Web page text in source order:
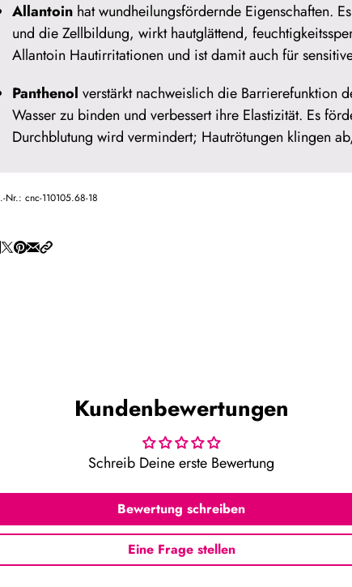
Allantoin hat wundheilungsfördernde Eigenschaften.
und die Zellbildung, wirkt hautglättend,
Allantoin Hautirritationen und ist damit auch für
Panthenol verstärkt nachweislich die Barrierefunktion
Wasser zu binden und verbessert ihre Elastizität. Es
Durchblutung wird vermindert; Hautrötungen klingen
Nr.:cnc-110105.68-18
Kundenbewertungen
Schreib Deine erste Bewertung
Bewertung schreiben
Eine Frage stellen